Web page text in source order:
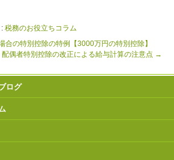
税務のお役立ちコラム
合の特別控除の特例【3000万円の特別控除】
偶者特別控除の改正による給与計算の注意点 →
ログ